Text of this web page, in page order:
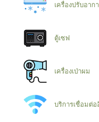
เครื่องปรับอา
ตู้เซฟ
เครื่องเป่าผม
บริการเชื่อมต่อ